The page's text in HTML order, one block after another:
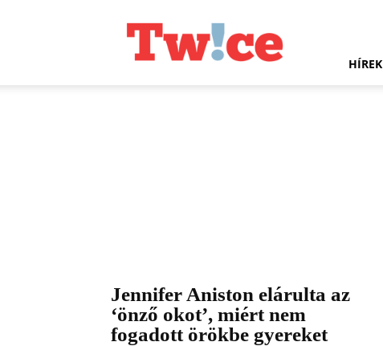
HÍREK
Jennifer Aniston elárulta az
‘önző okot’, miért nem
fogadott örökbe gyereket